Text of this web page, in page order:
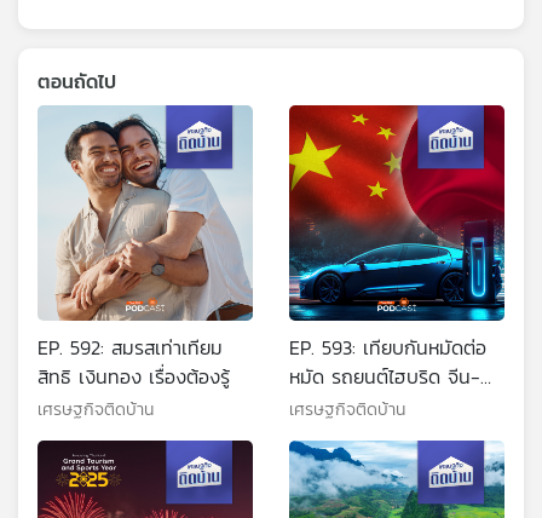
ตอนถัดไป
EP. 592: สมรสเท่าเทียม
สิทธิ เงินทอง เรื่องต้องรู้
เศรษฐกิจติดบ้าน
EP. 593: เทียบกันหมัดต่อ
หมัด รถยนต์ไฮบริด จีน-
ญี่ปุ่น
เศรษฐกิจติดบ้าน